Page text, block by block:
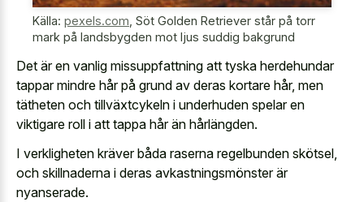
Källa: pexels.com Söt Golden Retriever står på torr
mark på landsbygden mot ljus suddig bakgrund
Det är en vanlig missuppfattning att tyska herdehundar
tappar mindre hår på grund av deras kortare hår, men
tätheten och tillväxtcykeln i underhuden spelar en
viktigare roll i att tappa hår än hårlängden.
I verkligheten kräver båda raserna regelbunden skötsel,
och skillnaderna i deras avkastningsmönster är
nyanserade.